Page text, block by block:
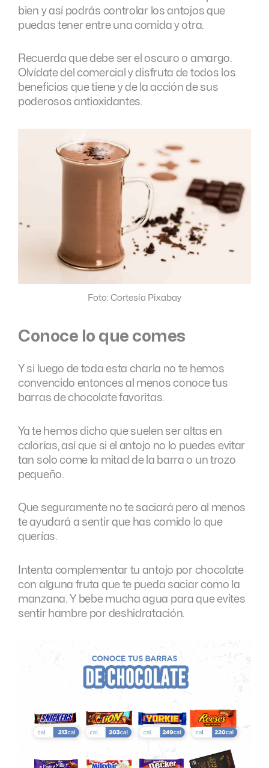
bien y así podrás controlar los antojos que
puedas tener entre una comida y otra.
Recuerda que debe ser el oscuro o amargo.
Olvídate del comercial y disfruta de todos los
beneficios que tiene y de la acción de sus
poderosos antioxidantes.
Foto: Cortesía Pixabay
Conoce lo que comes
Y si luego de toda esta charla no te hemos
convencido entonces al menos conoce tus
barras de chocolate favoritas.
Ya te hemos dicho que suelen ser altas en
calorías, así que si el antojo no lo puedes evitar
tan solo come la mitad de la barra o un trozo
pequeño.
Que seguramente no te saciará pero al menos
te ayudará a sentir que has comido lo que
querías.
Intenta complementar tu antojo por chocolate
con alguna fruta que te pueda saciar como la
manzana. Y bebe mucha agua para que evites
sentir hambre por deshidratación.